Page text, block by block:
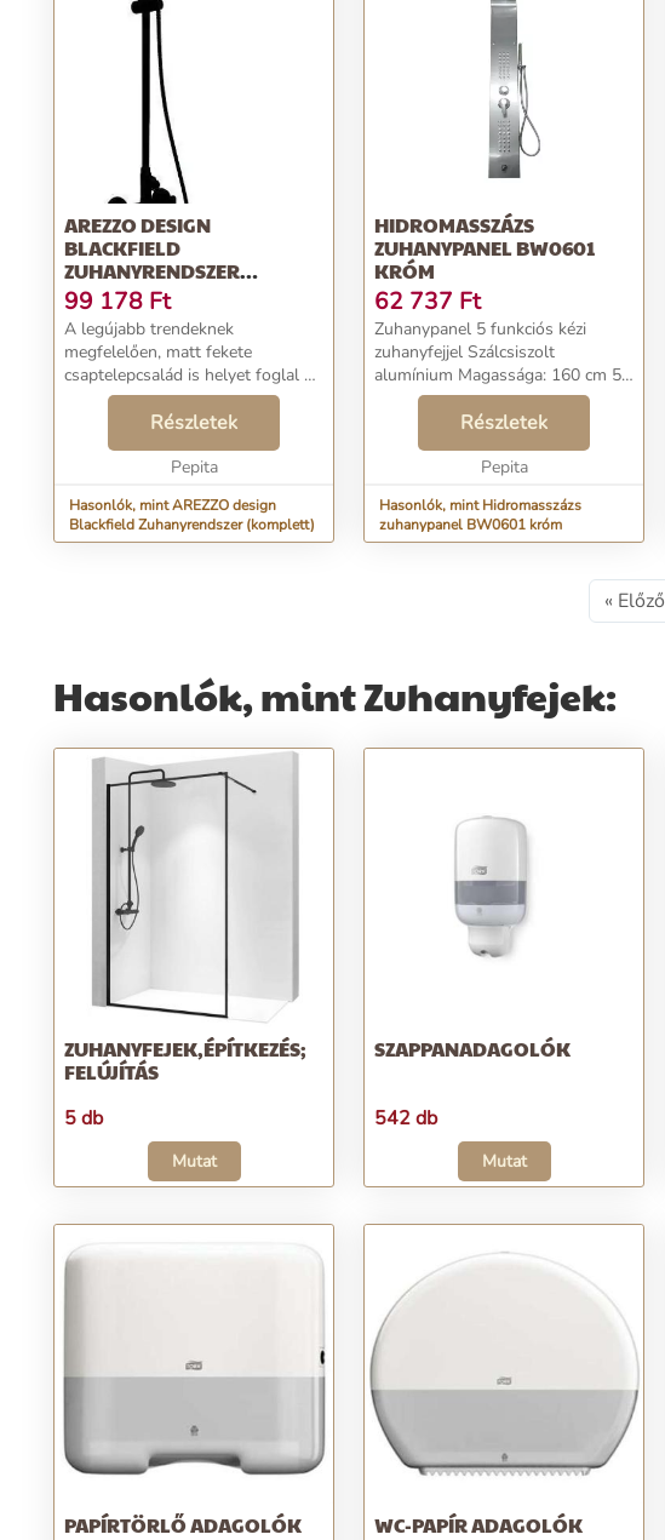
AREZZO DESIGN
BLACKFIELD
ZUHANYRENDSZER
(KOMPLETT)
99 178 Ft
A legújabb trendeknek
megfelelően, matt fekete
csaptelepcsalád is helyet foglal a
szortimentünkben. A légiesen
könnyített karok megfelelnek a
mostani mainstream-nek, és
természetesen az AREZZO
Részletek
Pepita
Hasonlók, mint AREZZO design
Blackfield Zuhanyrendszer (komplett)
HIDROMASSZÁZS
ZUHANYPANEL BW0601
KRÓM
62 737 Ft
Zuhanypanel 5 funkciós kézi
zuhanyfejjel Szálcsiszolt
alumínium Magassága: 160 cm 5
állásban állítható vízszabályozás: -
Esőztető zuhany funkció -Vízesés
funkció -Szemből jövő masszírozó
vízsugár -Kézi...
Részletek
Pepita
Hasonlók, mint Hidromasszázs
zuhanypanel BW0601 króm
« Előző
Hasonlók, mint Zuhanyfejek:
ZUHANYFEJEK,ÉPÍTKEZÉS;
FELÚJÍTÁS
5 db
Mutat
SZAPPANADAGOLÓK
542 db
Mutat
PAPÍRTÖRLŐ ADAGOLÓK WC-PAPÍR ADAGOLÓK